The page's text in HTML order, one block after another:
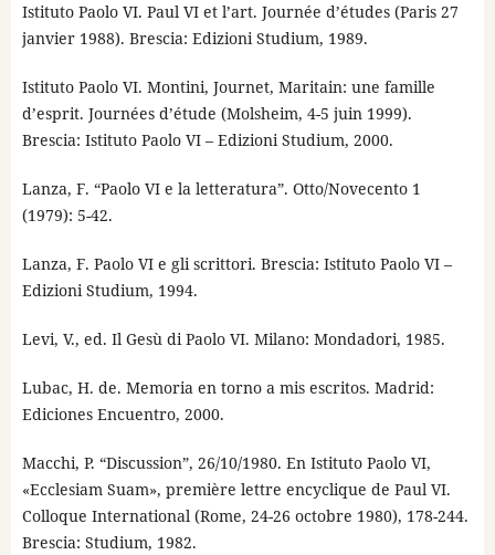
Istituto Paolo VI. Paul VI et l’art. Journée d’études (Paris 27
janvier 1988). Brescia: Edizioni Studium, 1989.
Istituto Paolo VI. Montini, Journet, Maritain: une famille
d’esprit. Journées d’étude (Molsheim, 4-5 juin 1999).
Brescia: Istituto Paolo VI – Edizioni Studium, 2000.
Lanza, F. “Paolo VI e la letteratura”. Otto/Novecento 1
(1979): 5-42.
Lanza, F. Paolo VI e gli scrittori. Brescia: Istituto Paolo VI –
Edizioni Studium, 1994.
Levi, V., ed. Il Gesù di Paolo VI. Milano: Mondadori, 1985.
Lubac, H. de. Memoria en torno a mis escritos. Madrid:
Ediciones Encuentro, 2000.
Macchi, P. “Discussion”, 26/10/1980. En Istituto Paolo VI,
«Ecclesiam Suam», première lettre encyclique de Paul VI.
Colloque International (Rome, 24-26 octobre 1980), 178-244.
Brescia: Studium, 1982.